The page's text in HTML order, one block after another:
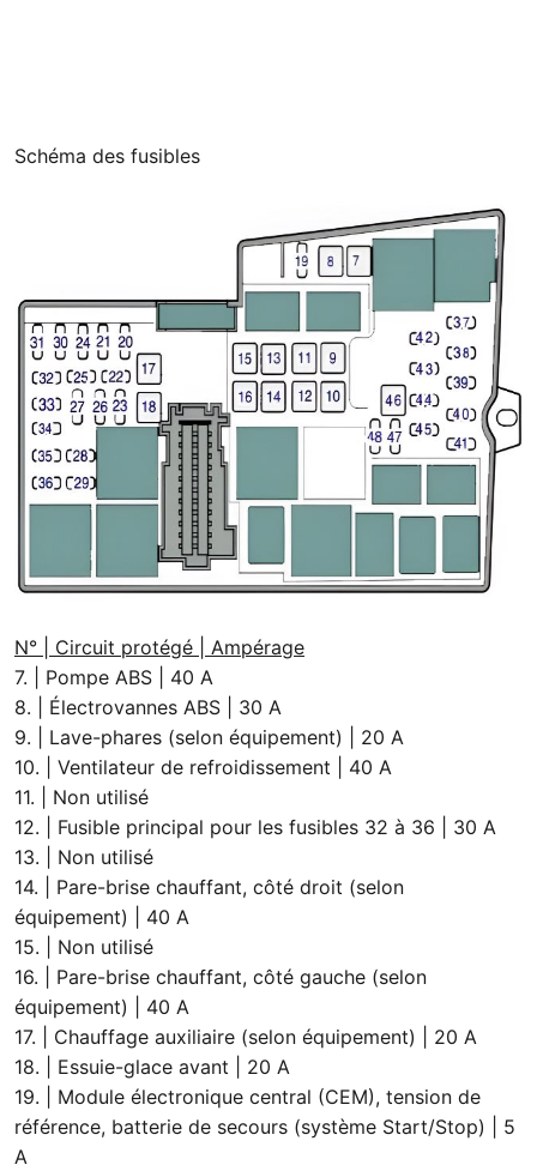
Schéma des fusibles
N° | Circuit protégé | Ampérage
7. | Pompe ABS | 40 A
8. | Électrovannes ABS | 30 A
9. | Lave-phares (selon équipement) | 20 A
10. | Ventilateur de refroidissement | 40 A
11. | Non utilisé
12. | Fusible principal pour les fusibles 32 à 36 | 30 A
13. | Non utilisé
14. | Pare-brise chauffant, côté droit (selon
équipement) | 40 A
15. | Non utilisé
16. | Pare-brise chauffant, côté gauche (selon
équipement) | 40 A
17. | Chauffage auxiliaire (selon équipement) | 20 A
18. | Essuie-glace avant | 20 A
19. | Module électronique central (CEM), tension de
référence, batterie de secours (système Start/Stop) | 5
A